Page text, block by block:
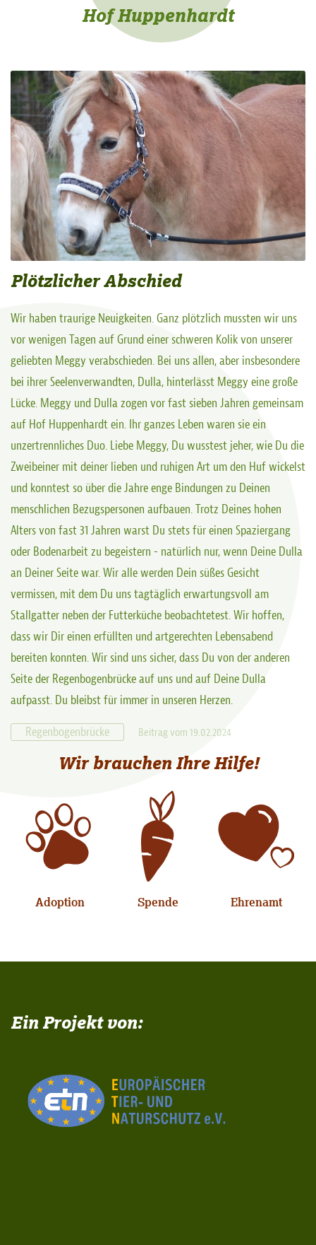
Hof Huppenhardt
Plötzlicher Abschied
Wir haben traurige Neuigkeiten. Ganz plötzlich mussten wir uns
vor wenigen Tagen auf Grund einer schweren Kolik von unserer
geliebten Meggy verabschieden. Bei uns allen, aber insbesondere
bei ihrer Seelenverwandten, Dulla, hinterlässt Meggy eine große
Lücke. Meggy und Dulla zogen vor fast sieben Jahren gemeinsam
auf Hof Huppenhardt ein. Ihr ganzes Leben waren sie ein
unzertrennliches Duo. Liebe Meggy, Du wusstest jeher, wie Du die
Zweibeiner mit deiner lieben und ruhigen Art um den Huf wickelst
und konntest so über die Jahre enge Bindungen zu Deinen
menschlichen Bezugspersonen aufbauen. Trotz Deines hohen
Alters von fast 31 Jahren warst Du stets für einen Spaziergang
oder Bodenarbeit zu begeistern - natürlich nur, wenn Deine Dulla
an Deiner Seite war. Wir alle werden Dein süßes Gesicht
vermissen, mit dem Du uns tagtäglich erwartungsvoll am
Stallgatter neben der Futterküche beobachtetest. Wir hoffen,
dass wir Dir einen erfüllten und artgerechten Lebensabend
bereiten konnten. Wir sind uns sicher, dass Du von der anderen
Seite der Regenbogenbrücke auf uns und auf Deine Dulla
aufpasst. Du bleibst für immer in unseren Herzen.
Regenbogenbrücke
Beitrag vom 19.02.2024
Wir brauchen Ihre Hilfe!
Adoption Spende Ehrenamt
Ein Projekt von: